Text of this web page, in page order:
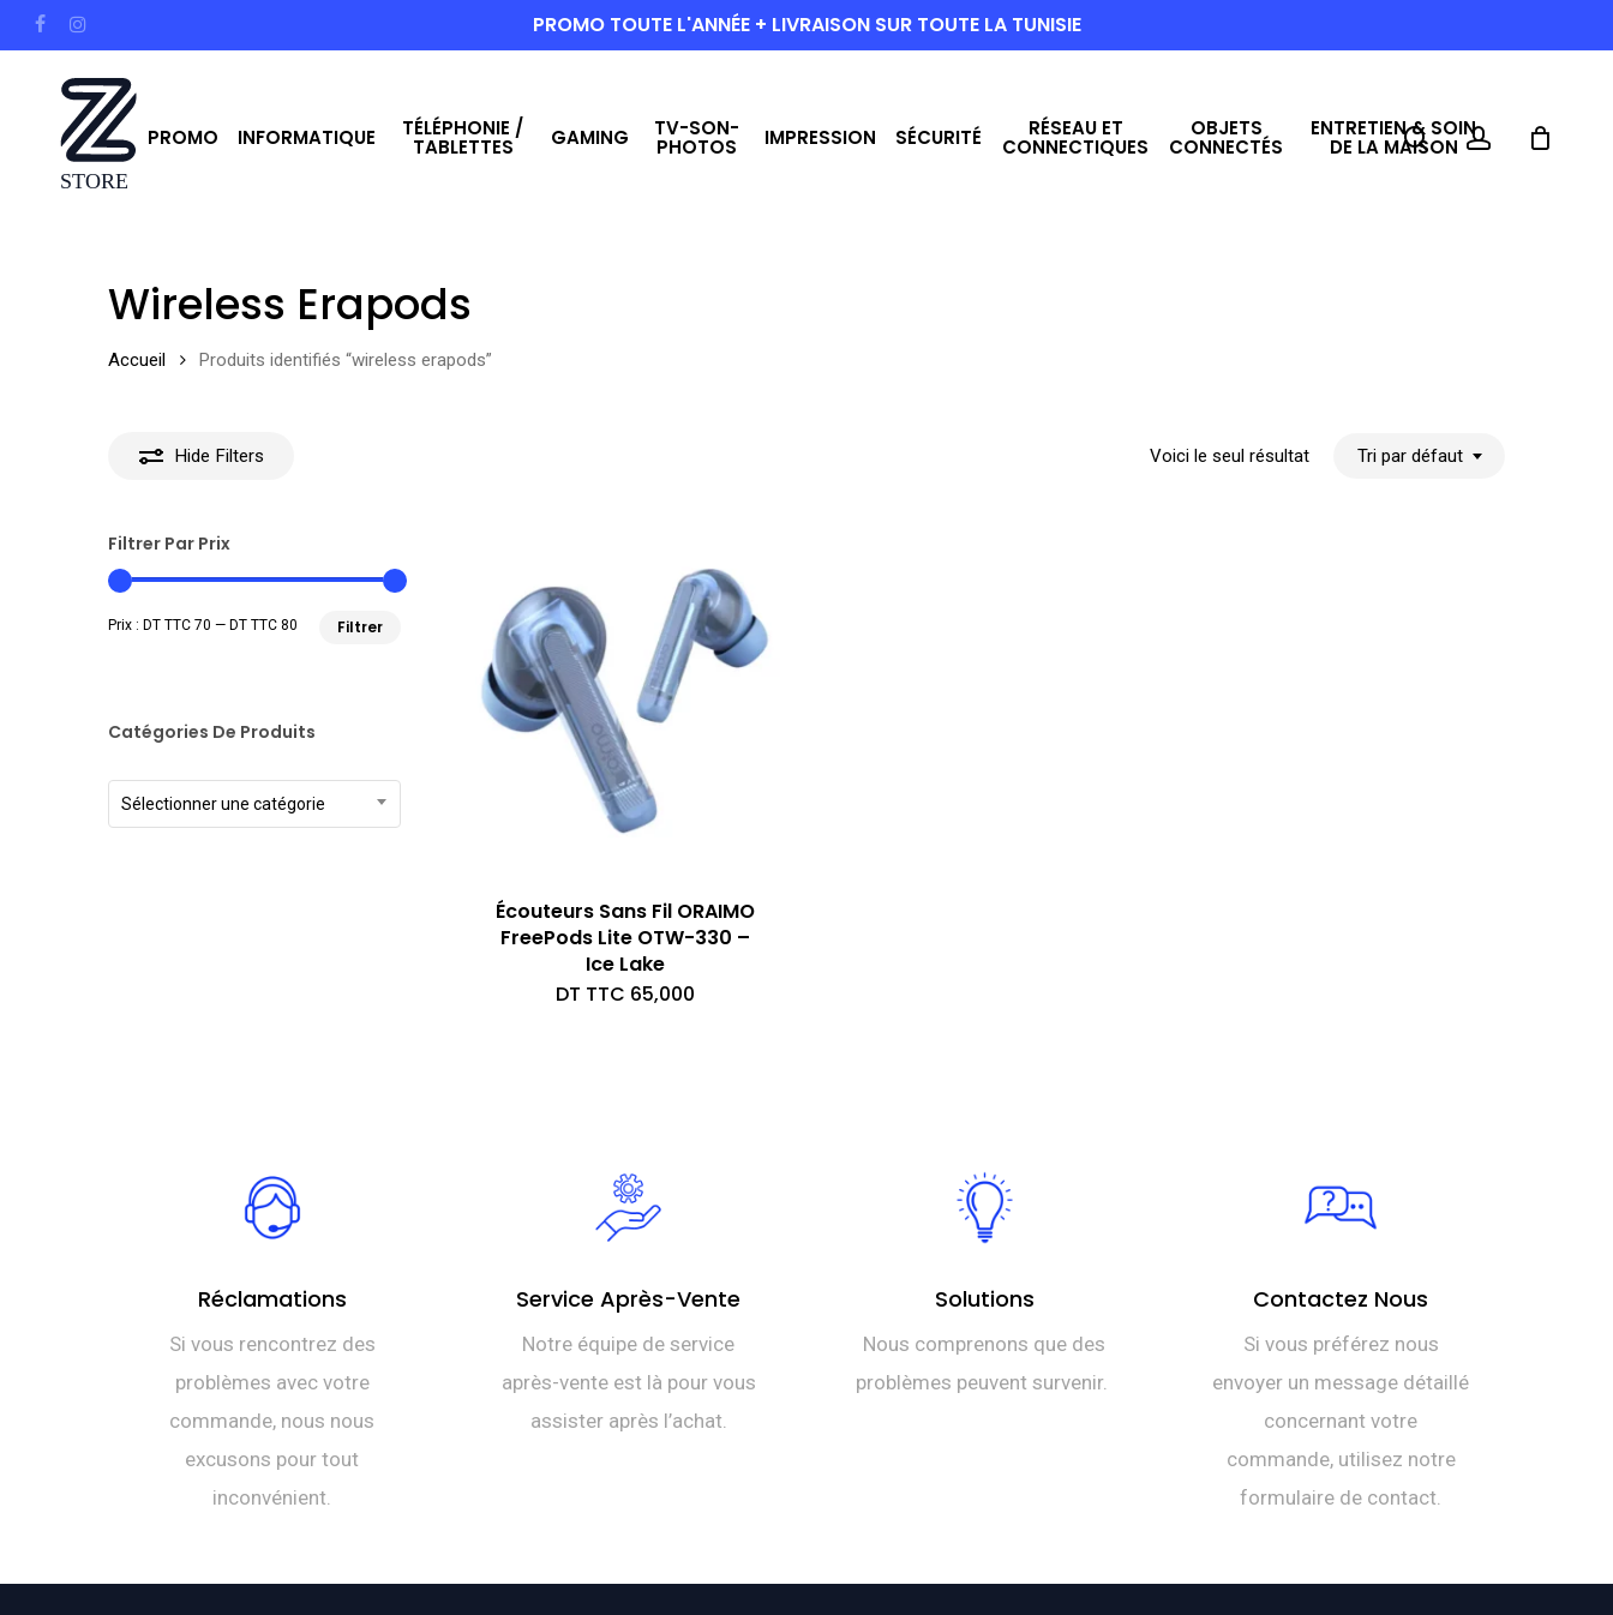
to
facebookinstagram PROMO TOUTE L'ANNÉE + LIVRAISON SUR TOUTE LA TUNISIE
PROMO INFORMATIQUE TÉLÉPHONIE /
TABLETTES GAMING TV-SON-
PHOTOS IMPRESSION SÉCURITÉ RÉSEAU ET
CONNECTIQUES
OBJETS
CONNECTÉS
ENTRETIEN & SOIN
DE LA MAISONsearchaccount
Wireless Erapods
Accueil Produits identifiés “wireless erapods”
Hide Filters Voici le seul résultat Tri par défaut
Filtrer Par Prix
Filtrer
Prix : DT TTC 70 — DT TTC 80
Catégories De Produits
Sélectionner une catégorie
Écouteurs Sans Fil ORAIMO
FreePods Lite OTW-330 –
Ice Lake
DT TTC 65,000
Réclamations
Si vous rencontrez des
problèmes avec votre
commande, nous nous
excusons pour tout
inconvénient.
Service Après-Vente
Notre équipe de service
après-vente est là pour vous
assister après l’achat.
Solutions
Nous comprenons que des
problèmes peuvent survenir.
Contactez Nous
Si vous préférez nous
envoyer un message détaillé
concernant votre
commande, utilisez notre
formulaire de contact.